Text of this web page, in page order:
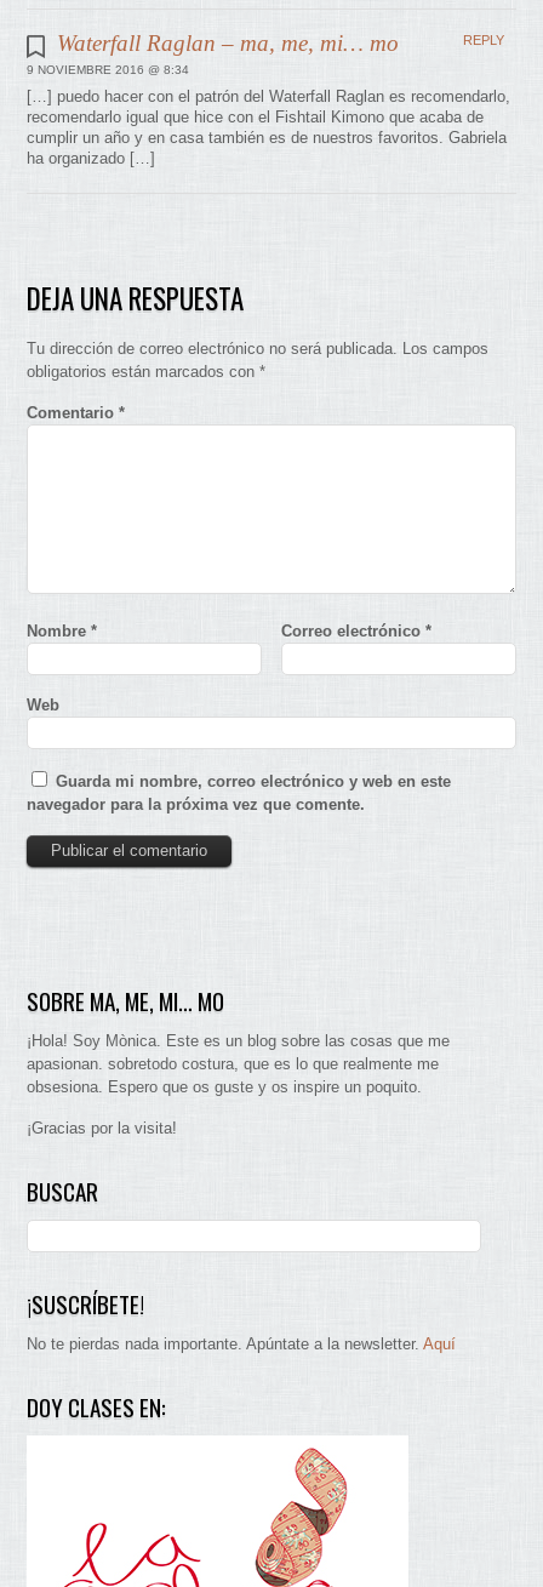
Waterfall Raglan – ma, me, mi… mo
9 NOVIEMBRE 2016 @ 8:34
[…] puedo hacer con el patrón del Waterfall Raglan es recomendarlo,
recomendarlo igual que hice con el Fishtail Kimono que acaba de
cumplir un año y en casa también es de nuestros favoritos. Gabriela
ha organizado […]
REPLY
DEJA UNA RESPUESTA
Tu dirección de correo electrónico no será publicada.
Los campos
obligatorios están marcados con*
Comentario*
Nombre* Correo electrónico*
Web
Guarda mi nombre, correo electrónico y web en este
navegador para la próxima vez que comente.
SOBRE MA, ME, MI… MO
¡Hola! Soy Mònica. Este es un blog sobre las cosas que me
apasionan. sobretodo costura, que es lo que realmente me
obsesiona. Espero que os guste y os inspire un poquito.
¡Gracias por la visita!
BUSCAR
¡SUSCRÍBETE!
No te pierdas nada importante. Apúntate a la newsletter.Aquí
DOY CLASES EN: